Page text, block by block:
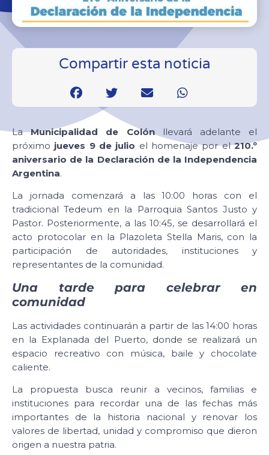
Compartir esta noticia
LaMunicipalidad de Colónllevará adelante el
próximo jueves 9 de julio el homenaje por el210.º
aniversario de la Declaración de la Independencia
Argentina.
La jornada comenzará a las 10:00 horas con el
tradicional Tedeum en la Parroquia Santos Justo y
Pastor. Posteriormente, a las 10:45, se desarrollará el
acto protocolar en la Plazoleta Stella Maris, con la
participación de autoridades, instituciones y
representantes de la comunidad.
Una tarde para celebrar en
comunidad
Las actividades continuarán a partir de las 14:00 horas
en la Explanada del Puerto, donde se realizará un
espacio recreativo con música, baile y chocolate
caliente.
La propuesta busca reunir a vecinos, familias e
instituciones para recordar una de las fechas más
importantes de la historia nacional y renovar los
valores de libertad, unidad y compromiso que dieron
origen a nuestra patria.